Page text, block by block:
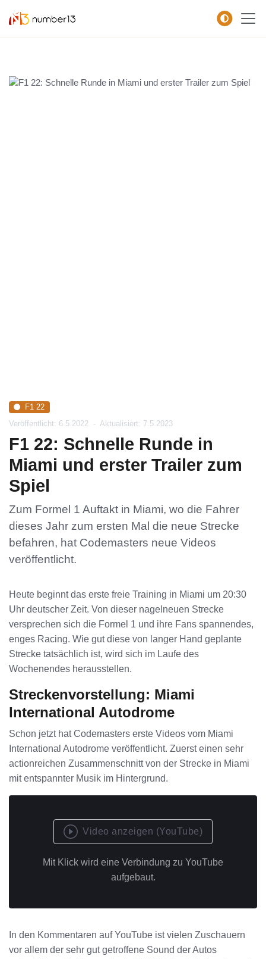
F1 22
Veröffentlicht: 6.5.2022 - Aktualisiert: 7.5.2023
F1 22: Schnelle Runde in
Miami und erster Trailer zum
Spiel
Zum Formel 1 Auftakt in Miami, wo die Fahrer
dieses Jahr zum ersten Mal die neue Strecke
befahren, hat Codemasters neue Videos
veröffentlicht.
Heute beginnt das erste freie Training in Miami um 20:30
Uhr deutscher Zeit. Von dieser nagelneuen Strecke
versprechen sich die Formel 1 und ihre Fans spannendes,
enges Racing. Wie gut diese von langer Hand geplante
Strecke tatsächlich ist, wird sich im Laufe des
Wochenendes herausstellen.
Streckenvorstellung: Miami
International Autodrome
Schon jetzt hat Codemasters erste Videos vom Miami
International Autodrome veröffentlicht. Zuerst einen sehr
actionreichen Zusammenschnitt von der Strecke in Miami
mit entspannter Musik im Hintergrund.
Video anzeigen (YouTube)
Mit Klick wird eine Verbindung zu YouTube
aufgebaut.
In den Kommentaren auf YouTube ist vielen Zuschauern
vor allem der sehr gut getroffene Sound der Autos